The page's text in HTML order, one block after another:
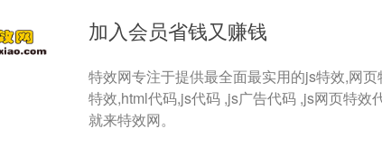
加入会员省钱又赚钱
特效网专注于提供最全面最实用的js特效,网
特效,html代码,js代码 ,js广告代码 ,js网页特效
就来特效网。